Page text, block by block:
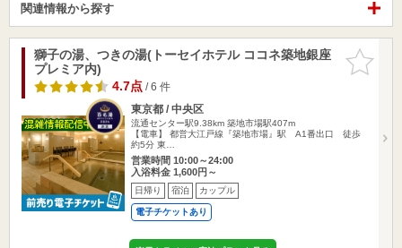
関連情報から探す
お気に入
りに追加
獅子の湯、つきの湯(トーセイホテル ココネ築地銀座
プレミア内)
4.7点/ 6 件
東京都 / 中央区
流通センター駅9.38km 築地市場駅407m
【電車】 都営大江戸線『築地市場』駅 A1番出口 徒歩
約5分 東…
営業時間 10:00～24:00
入浴料金 1,600円～
日帰り 宿泊 カップル
電子チケットあり